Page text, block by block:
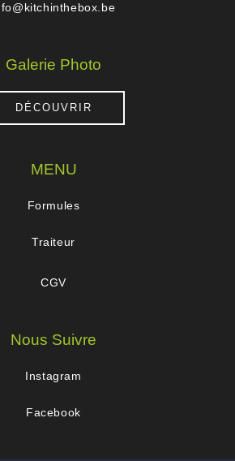
Galerie Photo
DÉCOUVRIR
MENU
Formules
Traiteur
CGV
Nous Suivre
Instagram
Facebook